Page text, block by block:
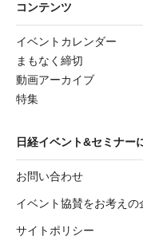
コンテンツ
イベントカレンダー
まもなく締切
動画アーカイブ
特集
日経イベント&セミナー
お問い合わせ
イベント協賛をお考えの
サイトポリシー